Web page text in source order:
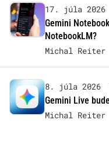
17. júla 2026
Gemini
NotebookLM?
Michal Reiter
8. júla 2026
Gemini Live
Michal Reiter